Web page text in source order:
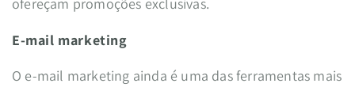
E-mail marketing
O e-mail marketing ainda é uma das ferramentas mais